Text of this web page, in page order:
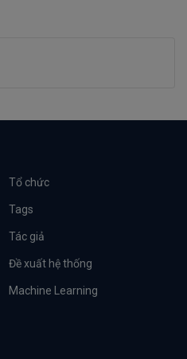
Tổ chức
Tags
Tác giả
Đề xuất hệ thống
Machine Learning